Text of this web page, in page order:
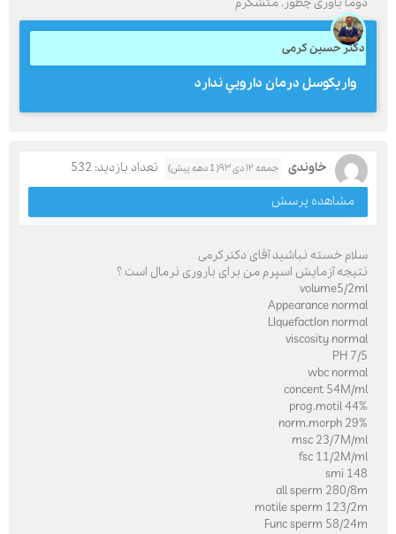
دکتر حسین کرمی
واريكوسل درمان دارويي ندارد
خاوندی جمعه ۱۲ دی ۹۳( 1 دهه پیش)
تعداد بازدید: 532
مشاهده پرسش
سلام خسته نباشید آقای دکترکرمی
نتیجه آزمایش اسپرم من برای باروری نرمال است ؟
volume5/2ml
Appearance normal
LIquefactIon normal
viscosity normal
PH 7/5
wbc normal
concent 54M/ml
prog.motil 44%
norm.morph 29%
msc 23/7M/ml
fsc 11/2M/ml
smi 148
all sperm 280/8m
motile sperm 123/2m
Func sperm 58/24m